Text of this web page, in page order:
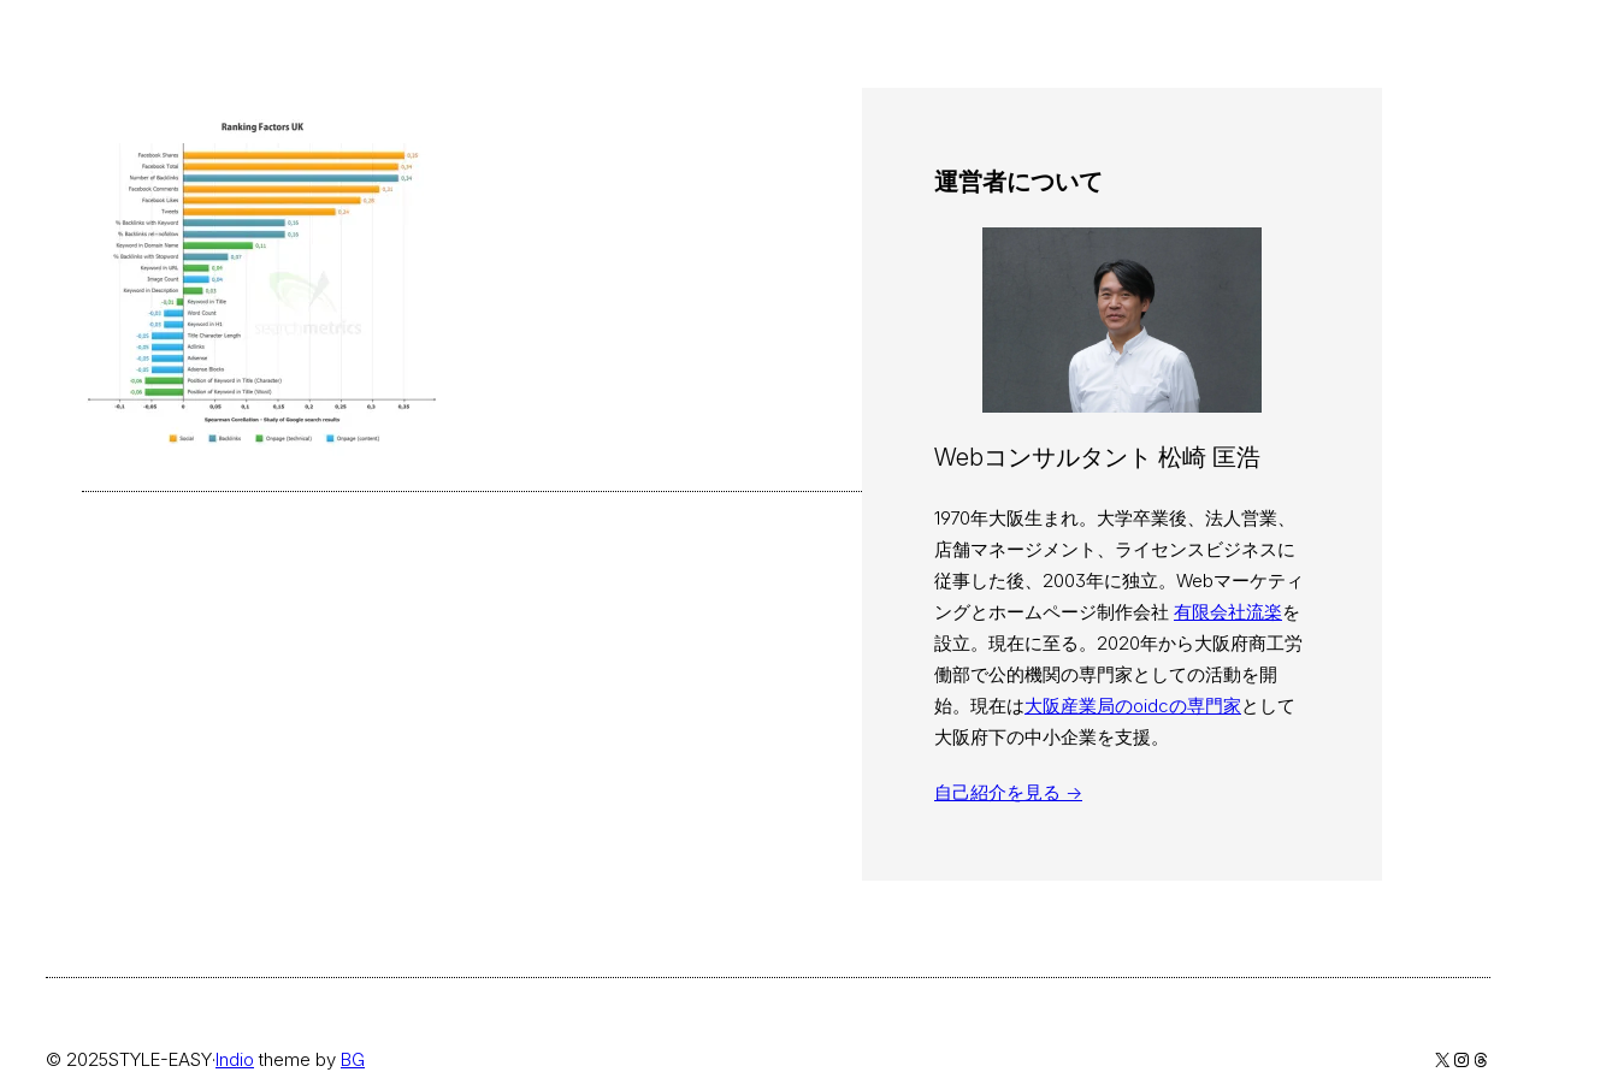
運営者について
Webコンサルタント 松崎 匡浩
1970年大阪生まれ。大学卒業後、法人営業、
店舗マネージメント、ライセンスビジネスに
従事した後、2003年に独立。Webマーケティ
ングとホームページ制作会社 有限会社流楽を
設立。現在に至る。2020年から大阪府商工労
働部で公的機関の専門家としての活動を開
始。現在は大阪産業局のoidcの専門家として
大阪府下の中小企業を支援。
自己紹介を見る →
© 2025STYLE-EASY·Indio theme by BG X Instagram
Threads